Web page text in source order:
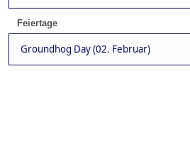
Feiertage
Groundhog Day (02. Februar)